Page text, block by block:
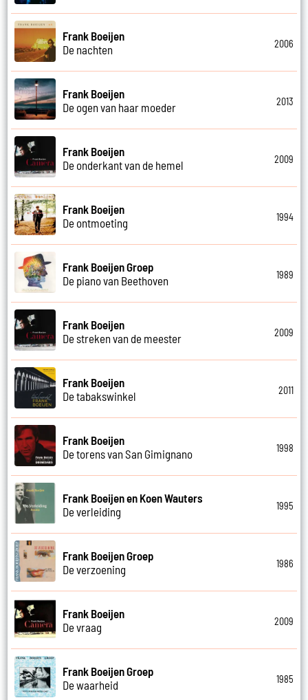
Frank Boeijen
De nachten
2006
Frank Boeijen
De ogen van haar moeder
2013
Frank Boeijen
De onderkant van de hemel
2009
Frank Boeijen
De ontmoeting
1994
Frank Boeijen Groep
De piano van Beethoven
1989
Frank Boeijen
De streken van de meester
2009
Frank Boeijen
De tabakswinkel
2011
Frank Boeijen
De torens van San Gimignano
1998
Frank Boeijen en Koen Wauters
De verleiding
1995
Frank Boeijen Groep
De verzoening
1986
Frank Boeijen
De vraag
2009
Frank Boeijen Groep
De waarheid
1985